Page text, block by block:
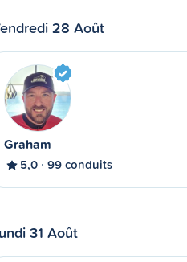
28 Août
Graham
5,0 99 conduits
31 Août